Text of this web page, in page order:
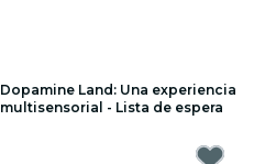
Dopamine Land: Una experiencia
multisensorial - Lista de espera